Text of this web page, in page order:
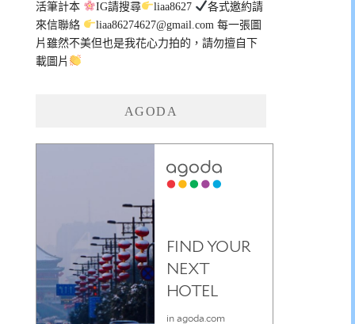
活筆計本
IG請搜尋 liaa8627
各式邀約請
來信聯絡
liaa86274627@gmail.com 每一張圖
片雖然不美但也是我花心力拍的，請勿擅自下
載圖片
AGODA